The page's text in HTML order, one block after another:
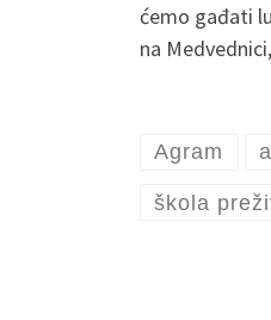
ćemo gađati
na
Agram
škola